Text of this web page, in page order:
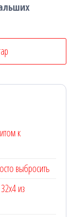
к
выбросить
из